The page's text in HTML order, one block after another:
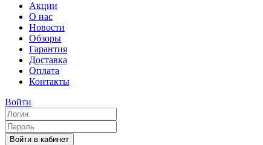
Акции
О нас
Новости
Обзоры
Гарантия
Доставка
Оплата
Контакты
Войти